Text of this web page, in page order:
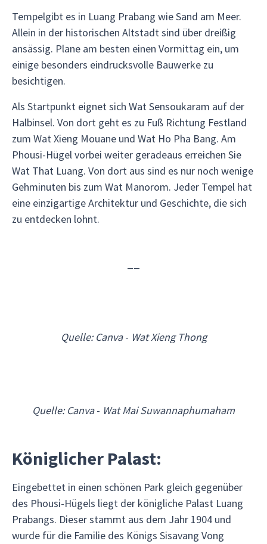
Tempelgibt es in Luang Prabang wie Sand am Meer.
Allein in der historischen Altstadt sind über dreißig
ansässig. Plane am besten einen Vormittag ein, um
einige besonders eindrucksvolle Bauwerke zu
besichtigen.
Als Startpunkt eignet sich Wat Sensoukaram auf der
Halbinsel. Von dort geht es zu Fuß Richtung Festland
zum Wat Xieng Mouane und Wat Ho Pha Bang. Am
Phousi-Hügel vorbei weiter geradeaus erreichen Sie
Wat That Luang. Von dort aus sind es nur noch wenige
Gehminuten bis zum Wat Manorom. Jeder Tempel hat
eine einzigartige Architektur und Geschichte, die sich
zu entdecken lohnt.
Quelle: Canva- Wat Xieng Thong
Quelle: Canva- Wat Mai Suwannaphumaham
Königlicher Palast:
Eingebettet in einen schönen Park gleich gegenüber
des Phousi-Hügels liegt der königliche Palast Luang
Prabangs. Dieser stammt aus dem Jahr 1904 und
wurde für die Familie des Königs Sisavang Vong